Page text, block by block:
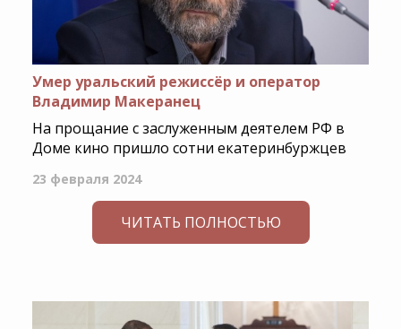
Умер уральский режиссёр и оператор
Владимир Макеранец
На прощание с заслуженным деятелем РФ в
Доме кино пришло сотни екатеринбуржцев
23 февраля 2024
ЧИТАТЬ ПОЛНОСТЬЮ